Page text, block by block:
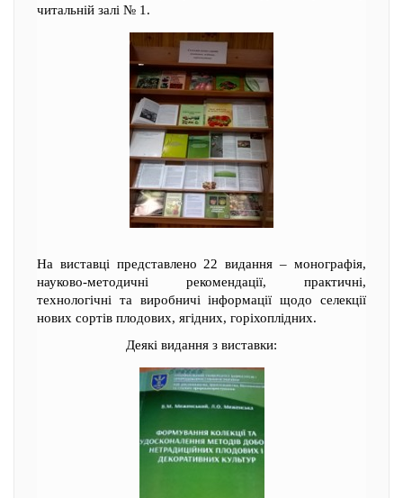
читальній залі № 1.
На виставці представлено 22 видання – монографія,
науково-методичні рекомендації, практичні,
технологічні та виробничі інформації щодо селекції
нових сортів плодових, ягідних, горіхоплідних.
Деякі видання з виставки: